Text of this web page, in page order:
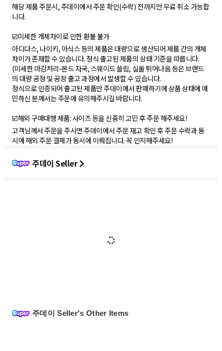
해당 제품 주문시, 주데이에서 주문 확인(수락) 전까지만 무료 취소 가능합
니다.
☑️미세한 개체차이로 인한 환불 불가
아디다스, 나이키, 아식스 등의 제품은 대량으로 생산되어 제품 간의 개체
차이가 존재할 수 있습니다. 정식 출고된 제품의 상태 기준을 따릅니다.
(미세한 마감처리-본드 자국, 스웨이드 쓸림, 실올 튀어나옴 등은 브랜드
의 대량 공정 및 공장 출고 과정에서 발생할 수 있습니다.
정식으로 인증되어 출고된 제품만 주데이에서 판매하기에 상품 상태에 예
민하신 분께서는 주문에 유의해주시길 바랍니다.
☑️해외 구매대행 제품: 사이즈 등을 신중히 고민 후 주문 해주세요!
고객님께서 주문을 주시면 주데이에서 주문 재고 확인 후 주문 수락과 동
시에 해외 주문 결제가 동시에 이뤄집니다. 꼭 인지해주세요!
주데이 Seller
주데이 Seller's Other Items